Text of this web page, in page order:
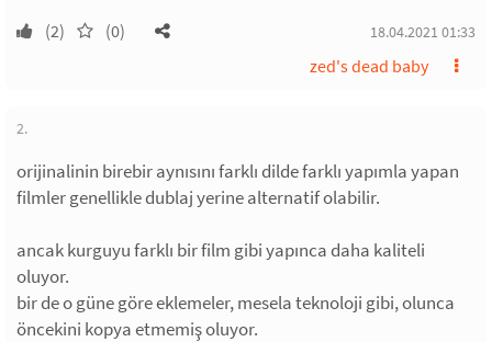
(2) (0) 18.04.2021 01:33
zed's dead baby
2.
orijinalinin birebir aynısını farklı dilde farklı yapımla yapan
filmler genellikle dublaj yerine alternatif olabilir.
ancak kurguyu farklı bir film gibi yapınca daha kaliteli
oluyor.
bir de o güne göre eklemeler, mesela teknoloji gibi, olunca
öncekini kopya etmemiş oluyor.